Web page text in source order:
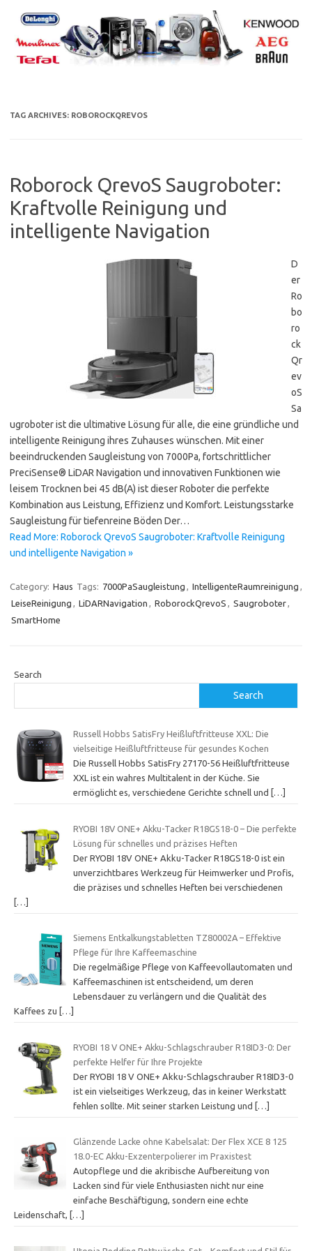
content
TAG ARCHIVES: ROBOROCKQREVOS
Roborock QrevoS Saugroboter:
Kraftvolle Reinigung und
intelligente Navigation
D
er
Ro
bo
ro
ck
Qr
ev
oS
Sa
ugroboter ist die ultimative Lösung für alle, die eine gründliche und
intelligente Reinigung ihres Zuhauses wünschen. Mit einer
beeindruckenden Saugleistung von 7000Pa, fortschrittlicher
PreciSense® LiDAR Navigation und innovativen Funktionen wie
leisem Trocknen bei 45 dB(A) ist dieser Roboter die perfekte
Kombination aus Leistung, Effizienz und Komfort. Leistungsstarke
Saugleistung für tiefenreine Böden Der…
Read More: Roborock QrevoS Saugroboter: Kraftvolle Reinigung
und intelligente Navigation »
Category: Haus Tags: 7000PaSaugleistung , IntelligenteRaumreinigung ,
LeiseReinigung , LiDARNavigation , RoborockQrevoS , Saugroboter,
SmartHome
Search
Search
Russell Hobbs SatisFry Heißluftfritteuse XXL: Die
vielseitige Heißluftfritteuse für gesundes Kochen
Die Russell Hobbs SatisFry 27170-56 Heißluftfritteuse
XXL ist ein wahres Multitalent in der Küche. Sie
ermöglicht es, verschiedene Gerichte schnell und
[…]
RYOBI 18V ONE+ Akku-Tacker R18GS18-0 – Die perfekte
Lösung für schnelles und präzises Heften
Der RYOBI 18V ONE+ Akku-Tacker R18GS18-0 ist ein
unverzichtbares Werkzeug für Heimwerker und Profis,
die präzises und schnelles Heften bei verschiedenen
[…]
Siemens Entkalkungstabletten TZ80002A – Effektive
Pflege für Ihre Kaffeemaschine
Die regelmäßige Pflege von Kaffeevollautomaten und
Kaffeemaschinen ist entscheidend, um deren
Lebensdauer zu verlängern und die Qualität des
Kaffees zu
[…]
RYOBI 18 V ONE+ Akku-Schlagschrauber R18ID3-0: Der
perfekte Helfer für Ihre Projekte
Der RYOBI 18 V ONE+ Akku-Schlagschrauber R18ID3-0
ist ein vielseitiges Werkzeug, das in keiner Werkstatt
fehlen sollte. Mit seiner starken Leistung und […]
Glänzende Lacke ohne Kabelsalat: Der Flex XCE 8 125
18.0-EC Akku-Exzenterpolierer im Praxistest
Autopflege und die akribische Aufbereitung von
Lacken sind für viele Enthusiasten nicht nur eine
einfache Beschäftigung, sondern eine echte
Leidenschaft,
[…]